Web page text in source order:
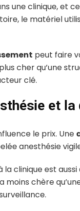
une clinique, et
le matériel
peut faire
cher qu’une
clé.
et
le prix. Une
anesthésie
la clinique est
moins chère